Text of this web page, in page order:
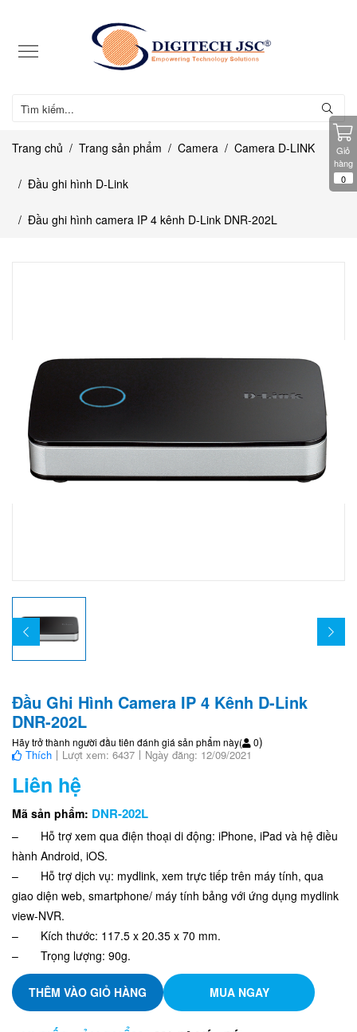
Giỏ
hàng
0
Trang chủ Trang sản phẩm Camera Camera D-LINK
Đầu ghi hình D-Link
Đầu ghi hình camera IP 4 kênh D-Link DNR-202L
Đầu Ghi Hình Camera IP 4 Kênh D-Link
DNR-202L
Hãy trở thành người đầu tiên đánh giá sản phẩm này( 0)
Thích Lượt xem: 6437 Ngày đăng: 12/09/2021
Liên hệ
Mã sản phẩm: DNR-202L
– Hỗ trợ xem qua điện thoại di động: iPhone, iPad và hệ điều
hành Android, iOS.
– Hỗ trợ dịch vụ: mydlink, xem trực tiếp trên máy tính, qua
giao diện web, smartphone/ máy tính bảng với ứng dụng mydlink
view-NVR.
– Kích thước: 117.5 x 20.35 x 70 mm.
– Trọng lượng: 90g.
THÊM VÀO GIỎ HÀNG MUA NGAY